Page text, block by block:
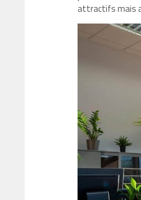
attractifs mais